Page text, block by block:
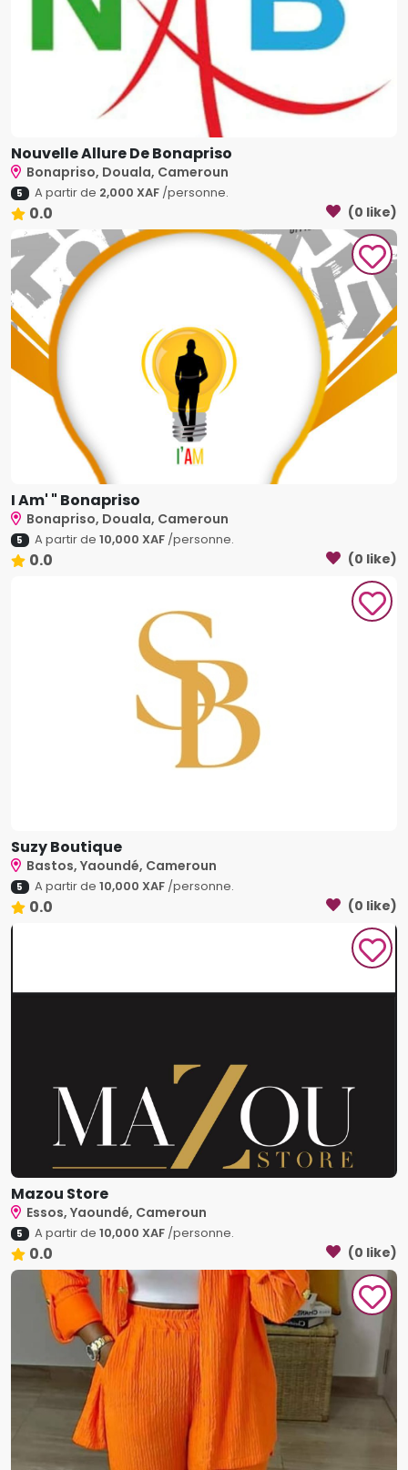
Nouvelle Allure De Bonapriso
Bonapriso, Douala, Cameroun
5 A partir de 2,000 XAF/personne.
0.0 (0 like)
I Am' " Bonapriso
Bonapriso, Douala, Cameroun
5 A partir de 10,000 XAF/personne.
0.0 (0 like)
Suzy Boutique
Bastos, Yaoundé, Cameroun
5 A partir de 10,000 XAF/personne.
0.0 (0 like)
Mazou Store
Essos, Yaoundé, Cameroun
5 A partir de 10,000 XAF/personne.
0.0 (0 like)